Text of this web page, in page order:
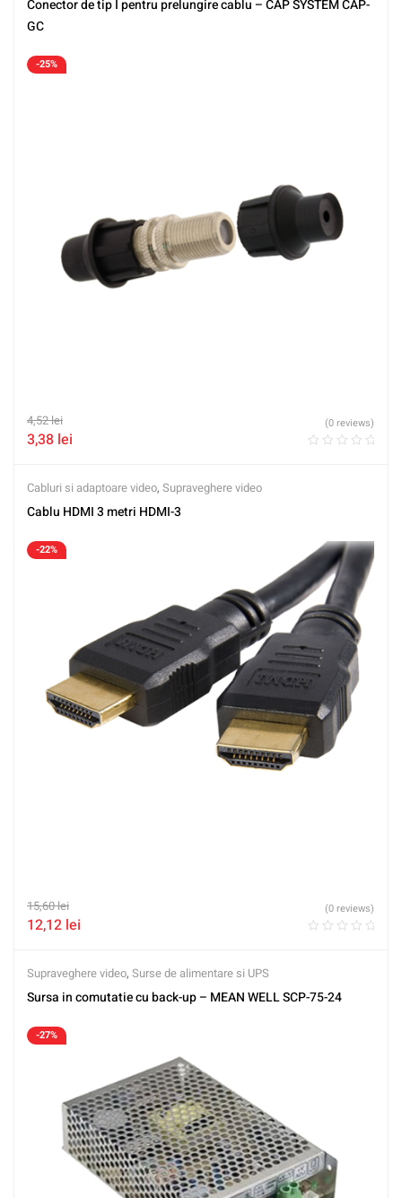
Conector de tip I pentru prelungire cablu – CAP SYSTEM CAP-
GC
-25%
4,52lei
3,38 lei
(0 reviews)
Cabluri si adaptoare video, Supraveghere video
Cablu HDMI 3 metri HDMI-3
-22%
15,60lei
12,12 lei
(0 reviews)
Supraveghere video, Surse de alimentare si UPS
Sursa in comutatie cu back-up – MEAN WELL SCP-75-24
-27%